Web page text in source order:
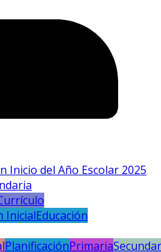
InicialEducación
PlanificaciónPrimaria